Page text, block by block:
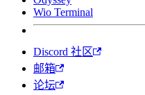
Wio Terminal
Discord 社区
邮箱
论坛